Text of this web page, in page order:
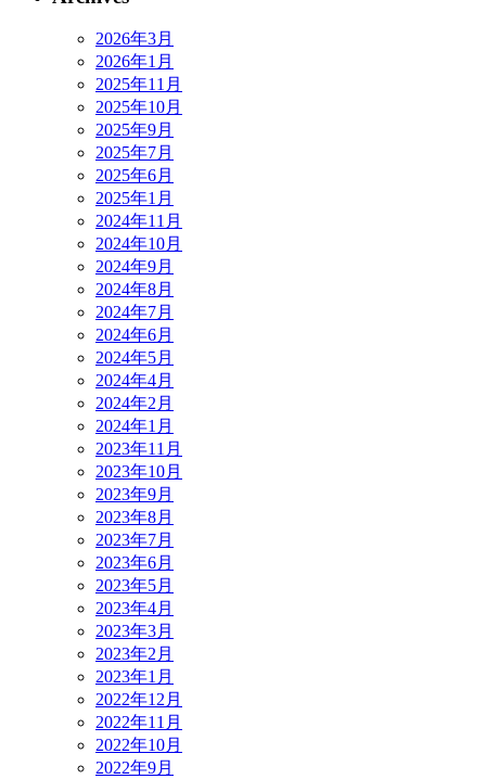
2026年3月
2026年1月
2025年11月
2025年10月
2025年9月
2025年7月
2025年6月
2025年1月
2024年11月
2024年10月
2024年9月
2024年8月
2024年7月
2024年6月
2024年5月
2024年4月
2024年2月
2024年1月
2023年11月
2023年10月
2023年9月
2023年8月
2023年7月
2023年6月
2023年5月
2023年4月
2023年3月
2023年2月
2023年1月
2022年12月
2022年11月
2022年10月
2022年9月